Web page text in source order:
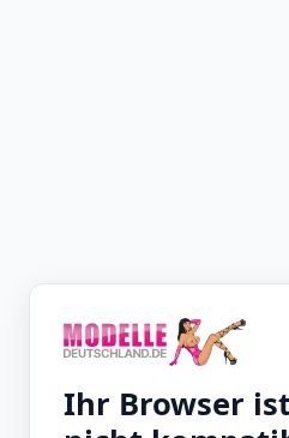
Ihr Browser